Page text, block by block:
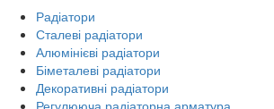
Радіатори
Сталеві радіатори
Алюмінієві радіатори
Біметалеві радіатори
Декоративні радіатори